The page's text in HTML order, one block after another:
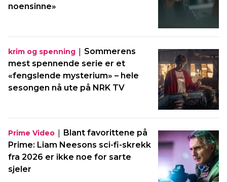
noensinne»
krim og spenning | Sommerens
mest spennende serie er et
«fengslende mysterium» – hele
sesongen nå ute på NRK TV
Prime Video | Blant favorittene på
Prime: Liam Neesons sci-fi-skrekk
fra 2026 er ikke noe for sarte
sjeler